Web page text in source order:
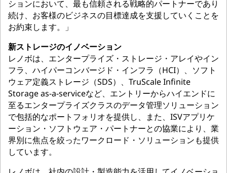
ションにおいて、最も信頼される戦略的パートナーであり
続け、お客様のビジネスの目標達成を支援していくことを
お約束します。」
新ストレージのイノベーション
レノボは、エンタープライズ・ストレージ・アレイやイン
フラ、ハイパーコンバージド・インフラ（HCI）、ソフト
ウェア定義ストレージ（SDS）、TruScale Infinite
Storage as-a-serviceなど、エントリーからハイエンドに
至るエンタープライズクラスのデータ管理ソリューション
で包括的なポートフォリオを提供し、また、ISVアプリケ
ーション・ソフトウェア・パートナーとの協業により、業
界別に焦点を絞ったワークロード・ソリューションも提供
しています。